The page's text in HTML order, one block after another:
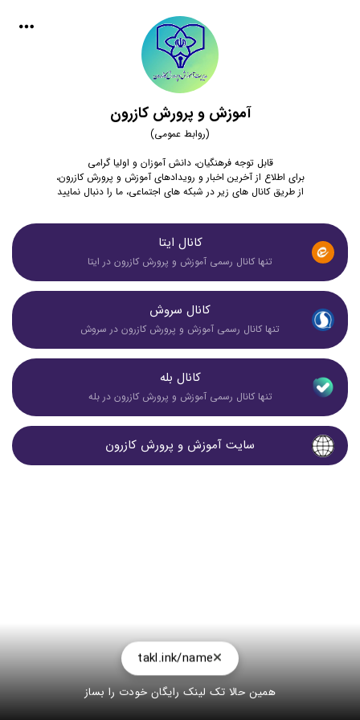
آموزش و پرورش کازرون
(روابط عمومی)
قابل توجه فرهنگیان، دانش آموزان و اولیا گرامی
برای اطلاع از آخرین اخبار و رویدادهای آموزش و پرورش کازرون،
از طریق کانال های زیر در شبکه های اجتماعی، ما را دنبال نمایید
کانال ایتا
تنها کانال رسمی آموزش و پرورش کازرون در ایتا
کانال سروش
تنها کانال رسمی آموزش و پرورش کازرون در سروش
کانال بله
تنها کانال رسمی آموزش و پرورش کازرون در بله
سایت آموزش و پرورش کازرون
takl.ink/name
همین حالا تک لینک رایگان خودت را بساز